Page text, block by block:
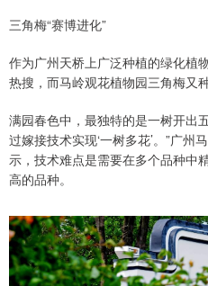
三角梅“赛博进化”
作为广州天桥上广泛种植的绿化植
热搜，而马岭观花植物园三角梅又
满园春色中，最独特的是一树开出
过嫁接技术实现‘一树多花’。”广州
示，技术难点是需要在多个品种中
高的品种。